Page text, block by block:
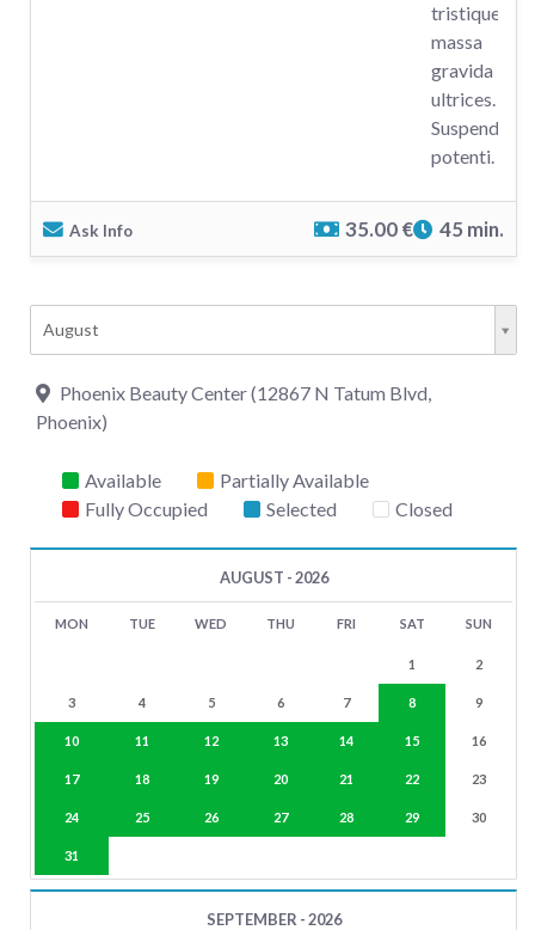
tristique
massa
gravida
ultrices.
Suspendisse
potenti.
Ask Info 35.00 € 45 min.
August
Phoenix Beauty Center (12867 N Tatum Blvd,
Phoenix)
Available
Partially Available
Fully Occupied
Selected Closed
AUGUST - 2026
MON TUE WED THU FRI SAT SUN
1 2
3 4 5 6 7 8 9
10 11 12 13 14 15 16
17 18 19 20 21 22 23
24 25 26 27 28 29 30
31
SEPTEMBER - 2026